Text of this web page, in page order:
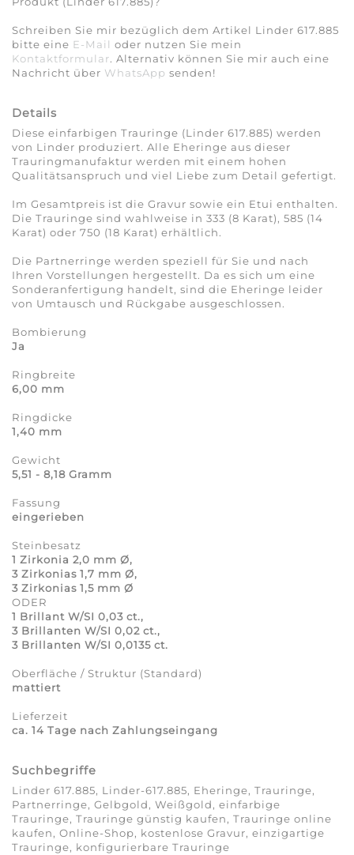
Schreiben Sie mir bezüglich dem Artikel Linder 617.885
bitte eine E-Mail oder nutzen Sie mein
Kontaktformular. Alternativ können Sie mir auch eine
Nachricht über WhatsApp senden!
Details
Diese einfarbigen Trauringe (Linder 617.885) werden
von Linder produziert. Alle Eheringe aus dieser
Trauringmanufaktur werden mit einem hohen
Qualitätsanspruch und viel Liebe zum Detail gefertigt.
Im Gesamtpreis ist die Gravur sowie ein Etui enthalten.
Die Trauringe sind wahlweise in 333 (8 Karat), 585 (14
Karat) oder 750 (18 Karat) erhältlich.
Die Partnerringe werden speziell für Sie und nach
Ihren Vorstellungen hergestellt. Da es sich um eine
Sonderanfertigung handelt, sind die Eheringe leider
von Umtausch und Rückgabe ausgeschlossen.
Bombierung
Ja
Ringbreite
6,00 mm
Ringdicke
1,40 mm
Gewicht
5,51 - 8,18 Gramm
Fassung
eingerieben
Steinbesatz
1 Zirkonia 2,0 mm Ø,
3 Zirkonias 1,7 mm Ø,
3 Zirkonias 1,5 mm Ø
ODER
1 Brillant W/SI 0,03 ct.,
3 Brillanten W/SI 0,02 ct.,
3 Brillanten W/SI 0,0135 ct.
Oberfläche / Struktur (Standard)
mattiert
Lieferzeit
ca. 14 Tage nach Zahlungseingang
Suchbegriffe
Linder 617.885, Linder-617.885, Eheringe, Trauringe,
Partnerringe, Gelbgold, Weißgold, einfarbige
Trauringe, Trauringe günstig kaufen, Trauringe online
kaufen, Online-Shop, kostenlose Gravur, einzigartige
Trauringe, konfigurierbare Trauringe